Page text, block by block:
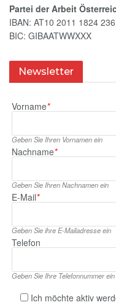
Partei der Arbeit
IBAN: AT10 2011 1824
BIC: GIBAATWWXXX
Newsletter
Vorname*
Geben Sie Ihren Vornamen ein
Nachname*
Geben Sie Ihren Nachnamen ein
E‑Mail*
Geben Sie ihre E‑Mailadresse ein
Telefon
Geben Sie Ihre Telefonnummer ein
Ich möchte aktiv